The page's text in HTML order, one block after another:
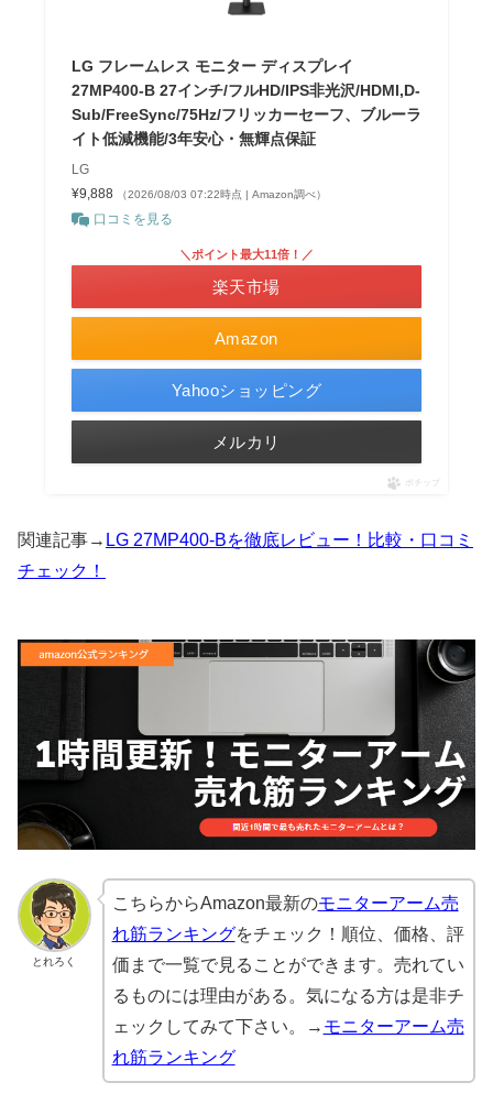
LG フレームレス モニター ディスプレイ
27MP400-B 27インチ/フルHD/IPS非光沢/HDMI,D-
Sub/FreeSync/75Hz/フリッカーセーフ、ブルーラ
イト低減機能/3年安心・無輝点保証
LG
¥9,888
（2026/08/03 07:22時点 | Amazon調べ）
口コミを見る
Amazon
＼ポイント最大11倍！／
楽天市場
Yahooショッピング
メルカリ
ポチップ
関連記事→ LG 27MP400-Bを徹底レビュー！比較・口コミ
チェック！
とれろく
こちらからAmazon最新のモニターアーム売
れ筋ランキングをチェック！順位、価格、評
価まで一覧で見ることができます。売れてい
るものには理由がある。気になる方は是非チ
ェックしてみて下さい。→ モニターアーム売
れ筋ランキング